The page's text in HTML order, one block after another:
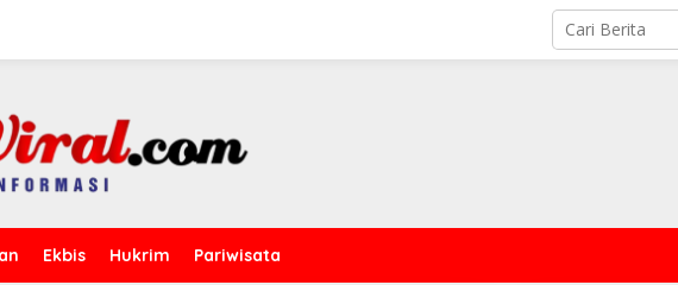
Ekbis Hukrim Pariwisata